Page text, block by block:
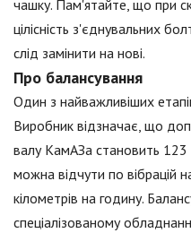
чашку. Пам'ятайте, що при
цілісність з'єднувальних
слід замінити на нові.
Про балансування
Один з найважливіших
Виробник відзначає, що
валу КамАЗа становить 123
можна відчути по вібрацій
кілометрів на годину.
спеціалізованому